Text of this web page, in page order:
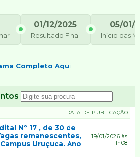
01/12/2025
Resultado Final
05/01/
Início das
Completo Aqui
DATA DE PUBLICAÇÃO
Nº 17 , de 30 de
remanescentes,
Uruçuca. Ano
19/01/2026 às
11h08